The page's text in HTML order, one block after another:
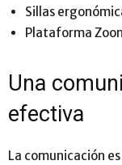
Sillas
Plataforma
Una
efectiva
La comunicación